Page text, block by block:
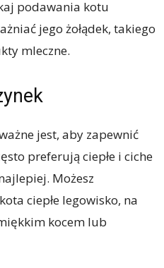
podawania kotu
jego żołądek, takiego
mleczne.
jest, aby zapewnić
preferują ciepłe i ciche
Możesz
ciepłe legowisko, na
kocem lub